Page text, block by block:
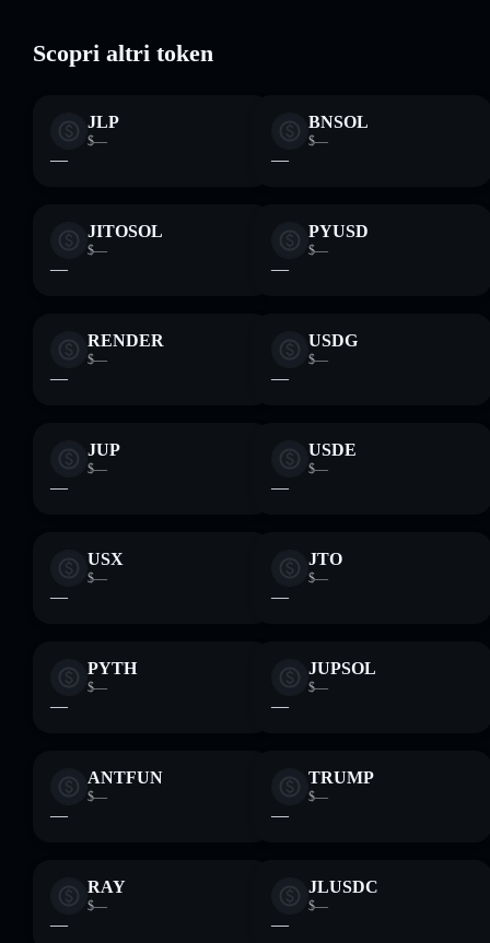
Scopri altri token
JLP
$—
—
BNSOL
$—
—
JITOSOL
$—
—
PYUSD
$—
—
RENDER
$—
—
USDG
$—
—
JUP
$—
—
USDE
$—
—
USX
$—
—
JTO
$—
—
PYTH
$—
—
JUPSOL
$—
—
ANTFUN
$—
—
TRUMP
$—
—
RAY
$—
—
JLUSDC
$—
—